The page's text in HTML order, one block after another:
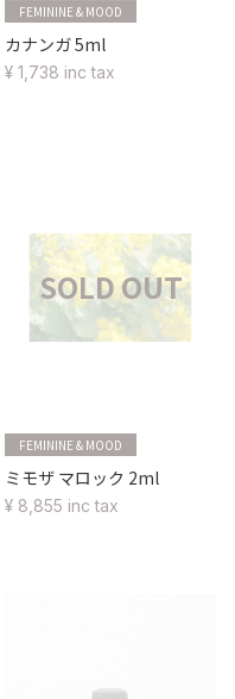
FEMININE & MOOD
カナンガ 5ml
¥ 1,738 inc tax
SOLD OUT
FEMININE & MOOD
ミモザ マロック 2ml
¥ 8,855 inc tax